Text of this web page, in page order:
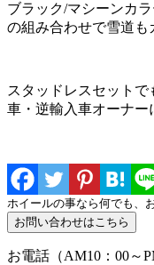
ブラック/マシーンカ
の組み合わせで雪道も
スタッドレスセットで
車・逆輸入車オーナー
ホイールの事なら何でも、
お電話（AM10：00～